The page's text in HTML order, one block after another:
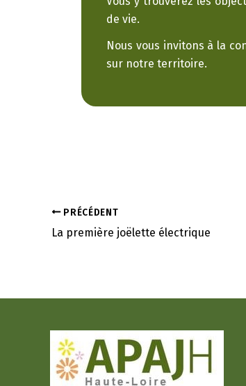
de vie.
Nous vous invitons à la
sur notre territoire.
PRÉCÉDENT
La première joëlette électrique